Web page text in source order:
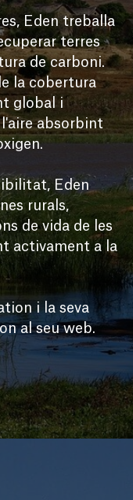
Eden treballa
terres
de carboni.
la cobertura
global i
absorbint
Eden
rurals,
de vida de les
activament a la
i la seva
al seu web.